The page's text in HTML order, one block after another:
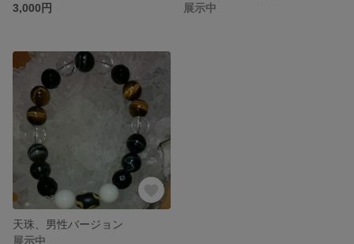
3,000円
展示中
天珠、男性バージョン
展示中